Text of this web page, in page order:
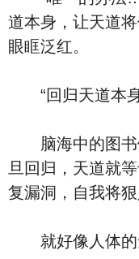
道本身，让天道
眼眶泛红。
“回归天道本身
脑海中的图书
旦回归，天道就
复漏洞，自我将狠
就好像人体的